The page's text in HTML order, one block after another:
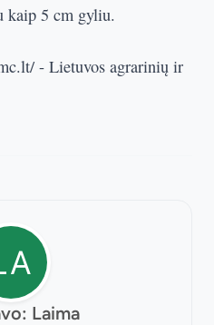
kaip 5 cm gyliu.
- Lietuvos agrarinių ir
Laima